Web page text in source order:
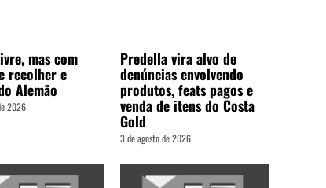
mas com
recolher e
Alemão
2026
Predella vira alvo de
denúncias envolvendo
produtos, feats pagos e
venda de itens do Costa
Gold
3 de agosto de 2026